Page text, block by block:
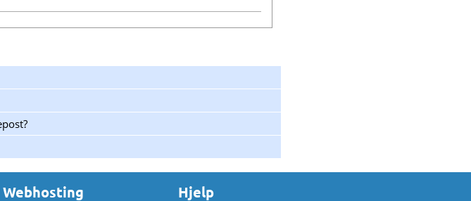
Webhosting Hjelp